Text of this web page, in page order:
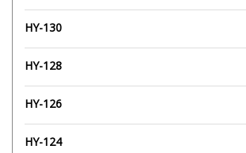
HY-130
HY-128
HY-126
HY-124